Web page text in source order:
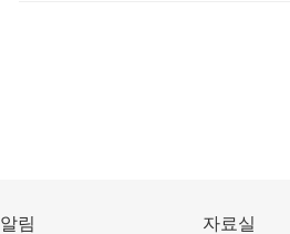
알림 자료실